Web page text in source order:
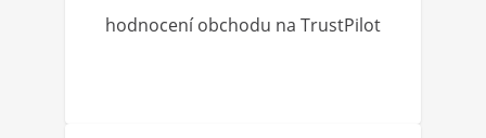
hodnocení obchodu na TrustPilot